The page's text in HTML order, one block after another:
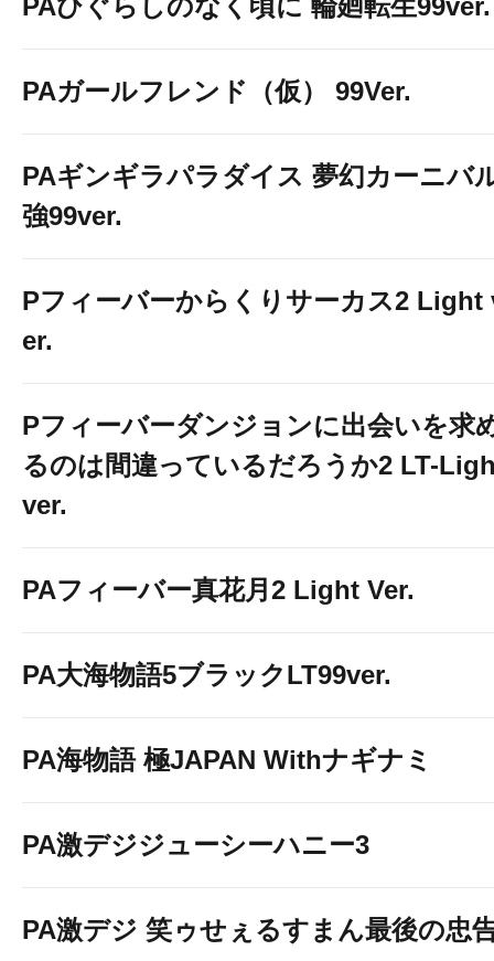
PAひぐらしのなく頃に 輪廻転生99ver.
PAガールフレンド（仮） 99Ver.
PAギンギラパラダイス 夢幻カーニバ
強99ver.
Pフィーバーからくりサーカス2 Light
er.
Pフィーバーダンジョンに出会いを求
るのは間違っているだろうか2 LT-
ver.
PAフィーバー真花月2 Light Ver.
PA大海物語5ブラックLT99ver.
PA海物語 極JAPAN Withナギナミ
PA激デジジューシーハニー3
PA激デジ 笑ゥせぇるすまん最後の忠